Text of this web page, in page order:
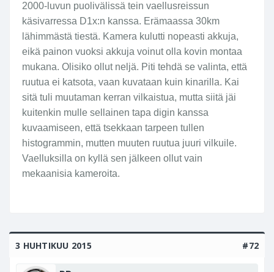
2000-luvun puolivälissä tein vaellusreissun
käsivarressa D1x:n kanssa. Erämaassa 30km
lähimmästä tiestä. Kamera kulutti nopeasti akkuja,
eikä painon vuoksi akkuja voinut olla kovin montaa
mukana. Olisiko ollut neljä. Piti tehdä se valinta, että
ruutua ei katsota, vaan kuvataan kuin kinarilla. Kai
sitä tuli muutaman kerran vilkaistua, mutta siitä jäi
kuitenkin mulle sellainen tapa digin kanssa
kuvaamiseen, että tsekkaan tarpeen tullen
histogrammin, mutten muuten ruutua juuri vilkuile.
Vaelluksilla on kyllä sen jälkeen ollut vain
mekaanisia kameroita.
3 HUHTIKUU 2015 #72